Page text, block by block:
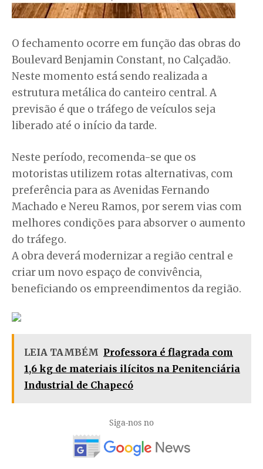
O fechamento ocorre em função das obras do
Boulevard Benjamin Constant, no Calçadão.
Neste momento está sendo realizada a
estrutura metálica do canteiro central. A
previsão é que o tráfego de veículos seja
liberado até o início da tarde.
Neste período, recomenda-se que os
motoristas utilizem rotas alternativas, com
preferência para as Avenidas Fernando
Machado e Nereu Ramos, por serem vias com
melhores condições para absorver o aumento
do tráfego.
A obra deverá modernizar a região central e
criar um novo espaço de convivência,
beneficiando os empreendimentos da região.
LEIA TAMBÉM Professora é flagrada com
1,6 kg de materiais ilícitos na Penitenciária
Industrial de Chapecó
Siga-nos no